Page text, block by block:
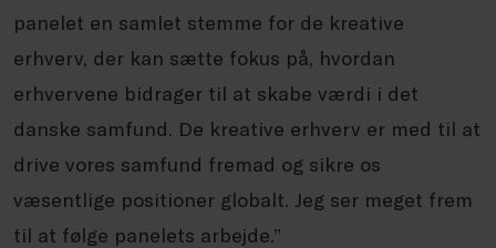
panelet en samlet stemme for de kreative
erhverv, der kan sætte fokus på, hvordan
erhvervene bidrager til at skabe værdi i det
danske samfund. De kreative erhverv er med til at
drive vores samfund fremad og sikre os
væsentlige positioner globalt. Jeg ser meget frem
til at følge panelets arbejde.”